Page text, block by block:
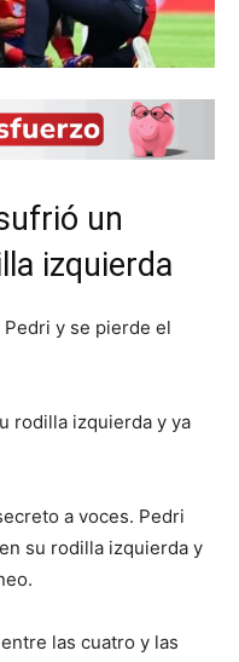
un
izquierda
y se pierde el
rodilla izquierda y ya
a voces. Pedri
su rodilla izquierda y
las cuatro y las